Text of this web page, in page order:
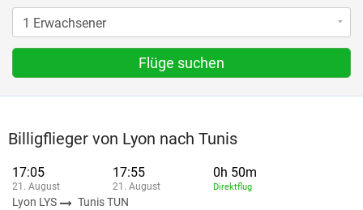
Flüge suchen
Billigflieger von Lyon nach Tunis
17:05
21. August
17:55
21. August
0h 50m
Direktflug
Lyon LYS
Tunis TUN